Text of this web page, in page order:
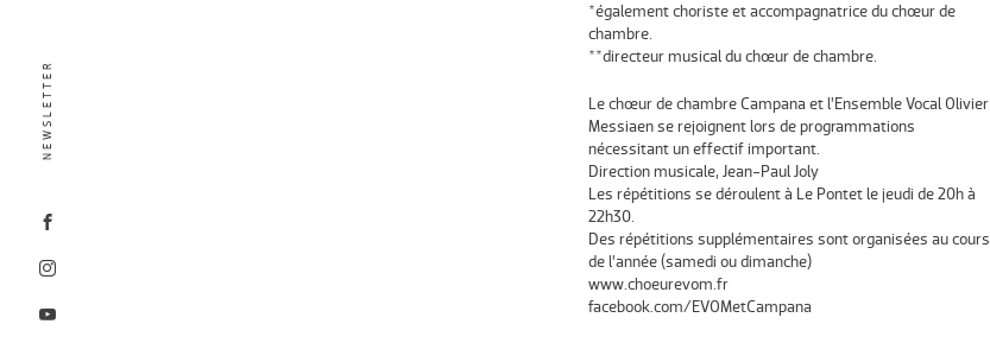
NEWSLETTER
*également choriste et accompagnatrice du chœur de
chambre.
**directeur musical du chœur de chambre.
Le chœur de chambre Campana et l’Ensemble Vocal Olivier
Messiaen se rejoignent lors de programmations
nécessitant un effectif important.
Direction musicale, Jean-Paul Joly
Les répétitions se déroulent à Le Pontet le jeudi de 20h à
22h30.
Des répétitions supplémentaires sont organisées au cours
de l’année (samedi ou dimanche)
www.choeurevom.fr
facebook.com/EVOMetCampana